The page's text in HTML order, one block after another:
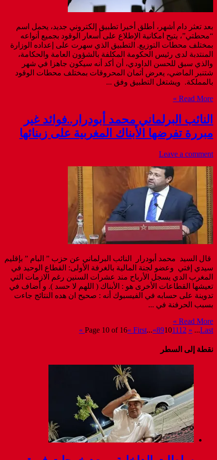
بعد تعثر دام أشهر، أطلق أخيرا تطبيق إلكتروني جديد، يحمل اسم
“محطتي”، يتيح امكانية الإطلاع على أسعار الوقود بجميع أنواعه
بمختلف محطات التوزيع. التطبيق الذي سهرت على إعداده الوزارة
المنتدبة لدى رئيس الحكومة المكلفة بالشؤون العامة والحكامة،
والذي سبق للحسن الداودي، أن أكد أنه سيكون جاهزا في شهر
شتنبر الماضي، يعرض أثمان المحروقات بمختلف محطات الوقود
بالمملكة. ويشتغل التطبيق وفق ...
Read More »
النائب البرلماني محمد أبودرار..فوائد غير
مبررة تفرضها الأبناك المغربية على زبنائها
Leave a comment
قال السيد محمد أبودرار النائب البرلماني عن حزب ” البام ” بإقليم
سيدي إفتي وعضو لجنة المالية بالغرفة الأولى: القطاع الوحيد في
المغرب الدي يسجل الأرباح مند عشرات السنين رغم الازمات التي
تعيشها القطاعات الأخرى هو : الأبناك ( اللهم لا حسد ). و أضاف في
تدوينة على حسابه في الفيسبوك أنه : صحيح ان هده النتائج جاءت
بسبب الحرفنة في ...
Read More »
Page 10 of 16« First...«89101112 » ...Last »
نقطة إلى السطر